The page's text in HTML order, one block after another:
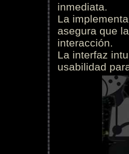
inmediata.
La
asegura que
interacción.
La interfaz
usabilidad